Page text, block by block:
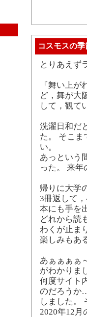
コスモスの季
とりあえず
『舞い上
ど，舞が大
して，観て
洗濯日和だ
た。 そこま
い。
あっという
った。 来
帰りに大学
3冊返して
本にも手を
どれから読
わくが止ま
楽しみもあ
あぁぁぁぁ
がわかりま
何度サイト
のだろうか
しました。
2020年12月